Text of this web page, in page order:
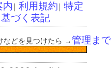
内 利用規約 特定
づく表記
などを見つけたら →管理まで